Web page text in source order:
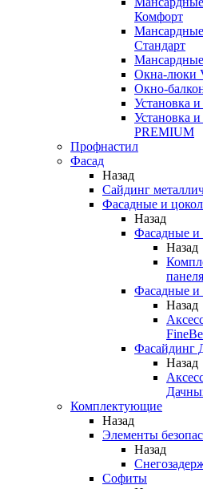
Комфорт
Стандарт
Окна-люки
Окно-
Установка
Установка
PREMIUM
Профнастил
Фасад
Назад
Сайдинг
Фасадные и
Назад
Фасадные и
Назад
Фасадные и
Назад
Фасайдинг
Назад
Комплектующие
Назад
Элементы
Назад
Софиты